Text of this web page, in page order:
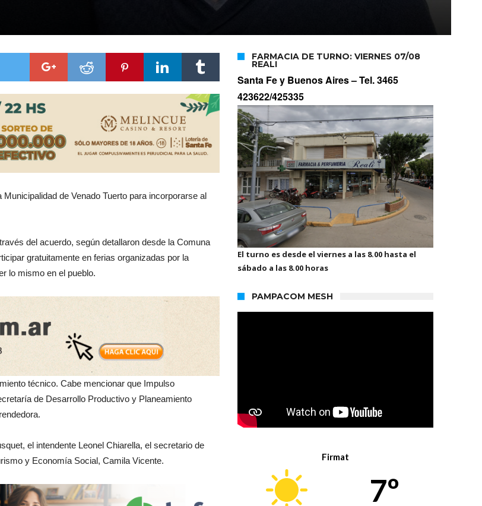
de Venado Tuerto para incorporarse al
del acuerdo, según detallaron desde la Comuna
gratuitamente en ferias organizadas por la
lo mismo en el pueblo.
técnico. Cabe mencionar que Impulso
de Desarrollo Productivo y Planeamiento
el intendente Leonel Chiarella, el secretario de
y Economía Social, Camila Vicente.
FARMACIA DE TURNO: VIERNES 07/08
REALI
Santa Fe y Buenos Aires –Tel. 3465
423622/425335
El turno es desde el viernes a las 8.00 hasta el
sábado a las 8.00 horas
PAMPACOM MESH
Firmat
7º